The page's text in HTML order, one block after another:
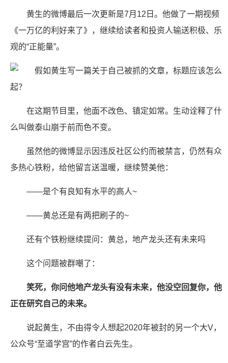
黄生的微博最后一次更新是7月12日。他做了一期视频
《一万亿的利好来了》，继续给读者和投资人输送积极、乐
观的“正能量”。
在这期节目里，他面不改色、镇定如常。生动诠释了什
么叫做泰山崩于前而色不变。
虽然他的微博显示因违反社区公约而被禁言，仍然有众
多热心铁粉，给他留言送温暖，继续赞美他：
——是个有良知有水平的高人~
——黄总还是有两把刷子的~
还有个铁粉继续提问：黄总，地产龙头还有未来吗
这个问题被群嘲了：
笑死，你问他地产龙头有没有未来，他没空回复你，他
正在研究自己的未来。
说起黄生，不由得令人想起2020年被封的另一个大V，
公众号“至道学宫”的作者白云先生。